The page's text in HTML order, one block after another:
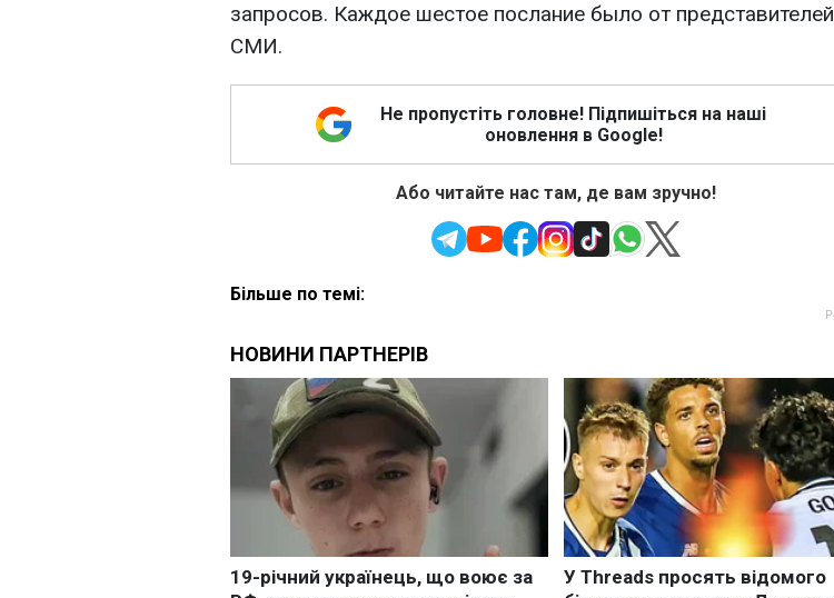
запросов. Каждое шестое послание было от представителей
СМИ.
Не пропустіть головне! Підпишіться на наші
оновлення в Google!
Або читайте нас там, де вам зручно!
Більше по темі: